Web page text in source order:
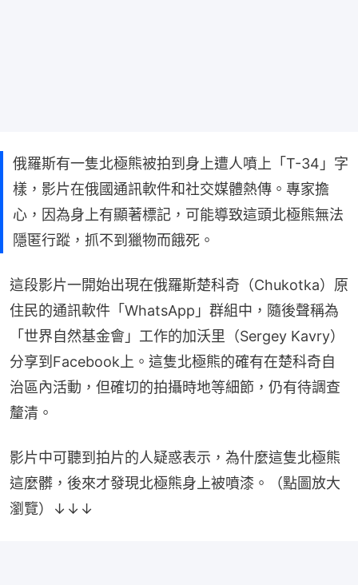
俄羅斯有一隻北極熊被拍到身上遭人噴上「T-34」字
樣，影片在俄國通訊軟件和社交媒體熱傳。專家擔
心，因為身上有顯著標記，可能導致這頭北極熊無法
隱匿行蹤，抓不到獵物而餓死。
這段影片一開始出現在俄羅斯楚科奇（Chukotka）原
住民的通訊軟件「WhatsApp」群組中，隨後聲稱為
「世界自然基金會」工作的加沃里（Sergey Kavry）
分享到Facebook上。這隻北極熊的確有在楚科奇自
治區內活動，但確切的拍攝時地等細節，仍有待調查
釐清。
影片中可聽到拍片的人疑惑表示，為什麼這隻北極熊
這麼髒，後來才發現北極熊身上被噴漆。（點圖放大
瀏覽）↓↓↓